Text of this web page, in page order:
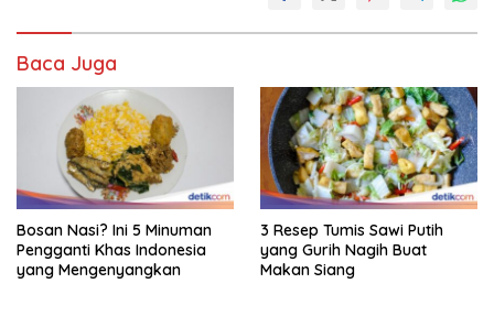
Baca Juga
Bosan Nasi? Ini 5 Minuman
Pengganti Khas Indonesia
yang Mengenyangkan
3 Resep Tumis Sawi Putih
yang Gurih Nagih Buat
Makan Siang